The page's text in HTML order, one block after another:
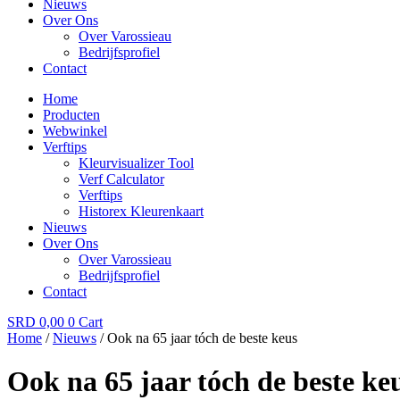
Nieuws
Over Ons
Over Varossieau
Bedrijfsprofiel
Contact
Home
Producten
Webwinkel
Verftips
Kleurvisualizer Tool
Verf Calculator
Verftips
Historex Kleurenkaart
Nieuws
Over Ons
Over Varossieau
Bedrijfsprofiel
Contact
SRD 0,00 0 Cart
Home /Nieuws / Ook na 65 jaar tóch de beste keus
Ook na 65 jaar tóch de beste